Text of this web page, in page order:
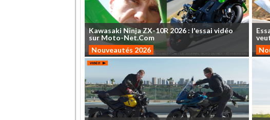
Kawasaki NinjaZX-10R 2026 : l'essai vidéo
sur Moto-Net.Com
Nouveautés 2026